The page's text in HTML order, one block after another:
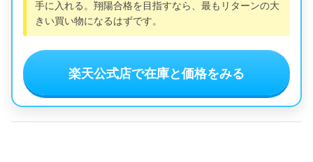
手に入れる。翔陽合格を目指すなら、最もリターンの大
きい買い物になるはずです。
楽天公式店で在庫と価格をみる